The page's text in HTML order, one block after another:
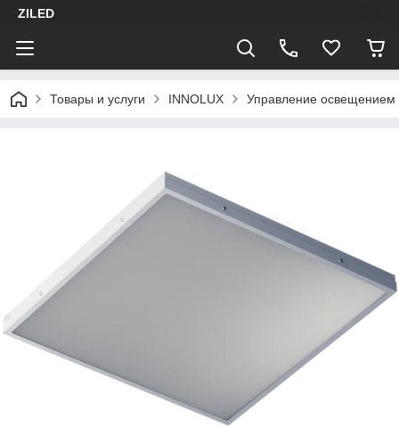
ZILED
Товары и услуги INNOLUX Управление освещением